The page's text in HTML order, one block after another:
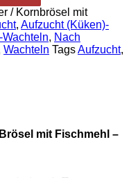
/ Kornbrösel mit
, Aufzucht (Küken)-
Wachteln, Nach
Wachteln TagsAufzucht,
mit Fischmehl –